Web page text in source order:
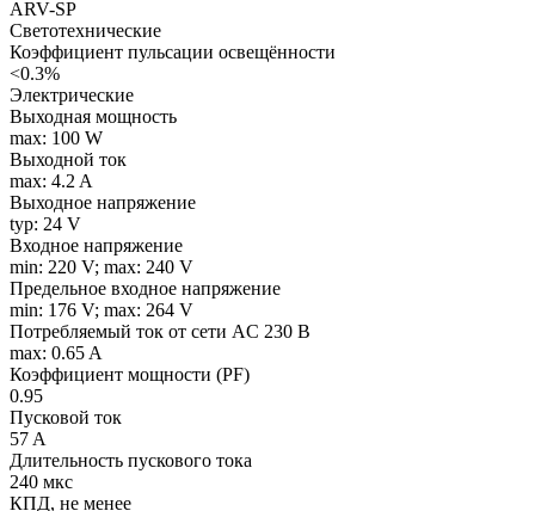
ARV-SP
Светотехнические
Коэффициент пульсации освещённости
<0.3%
Электрические
Выходная мощность
max: 100 W
Выходной ток
max: 4.2 A
Выходное напряжение
typ: 24 V
Входное напряжение
min: 220 V; max: 240 V
Предельное входное напряжение
min: 176 V; max: 264 V
Потребляемый ток от сети AC 230 В
max: 0.65 A
Коэффициент мощности (PF)
0.95
Пусковой ток
57 A
Длительность пускового тока
240 мкс
КПД, не менее